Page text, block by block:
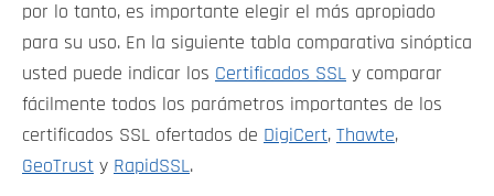
por lo tanto, es importante elegir el más apropiado
para su uso. En la siguiente tabla comparativa sinóptica
usted puede indicar los Certificados SSL y comparar
fácilmente todos los parámetros importantes de los
certificados SSL ofertados de DigiCert, Thawte,
GeoTrust y RapidSSL.